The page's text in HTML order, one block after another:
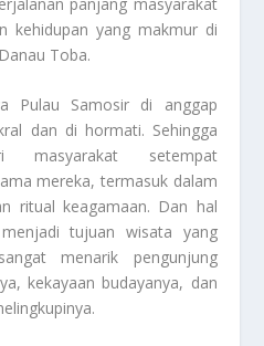
kehidupan yang makmur di
Toba.
Pulau Samosir di anggap
dan di hormati. Sehingga
setempat
mereka, termasuk dalam
ritual keagamaan. Dan hal
tujuan wisata yang
menarik pengunjung
kekayaan budayanya, dan